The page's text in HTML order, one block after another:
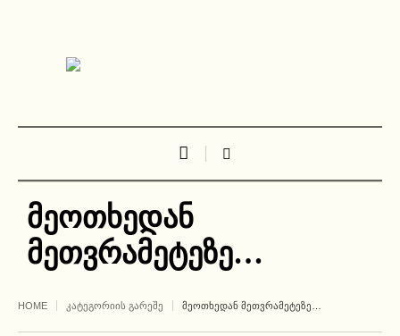
მეოთხედან
მეთვრამეტეზე…
HOME ᲙᲐᲢᲔᲒᲝᲠᲘᲘᲡ ᲒᲐᲠᲔᲨᲔ ᲛᲔᲝᲗᲮᲔᲓᲐᲜ ᲛᲔᲗᲕᲠᲐᲛᲔᲢᲔᲖᲔ…